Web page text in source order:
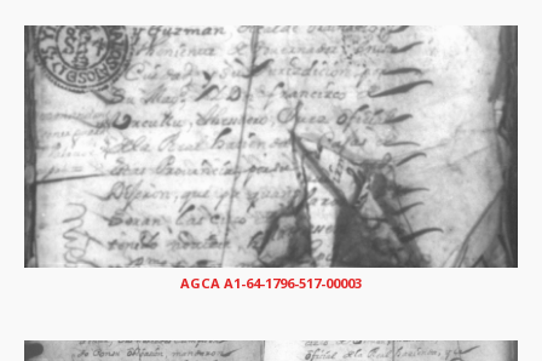
AGCA A1-64-1796-517-00003